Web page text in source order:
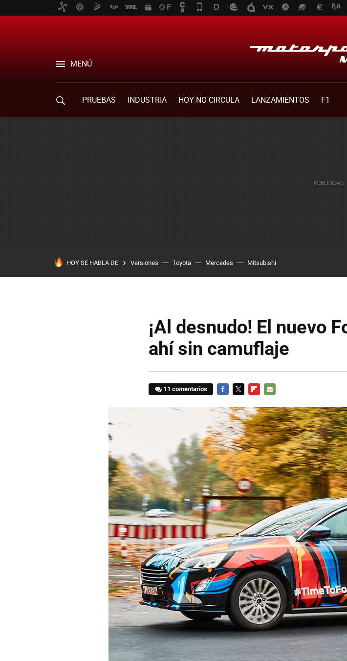
MENÚ
PRUEBAS INDUSTRIA HOY NO CIRCULA LANZAMIENTOS F1
HOY SE HABLA DE Versiones Toyota Mercedes Mitsubishi
¡Al desnudo! El nuevo
ahí sin camuflaje
11 comentarios
MAIL